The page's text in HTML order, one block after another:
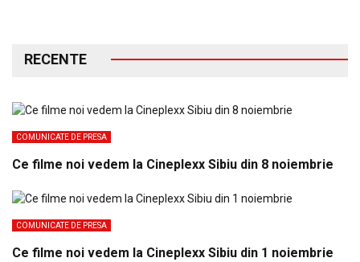
RECENTE
COMUNICATE DE PRESA
Ce filme noi vedem la Cineplexx Sibiu din 8 noiembrie
COMUNICATE DE PRESA
Ce filme noi vedem la Cineplexx Sibiu din 1 noiembrie